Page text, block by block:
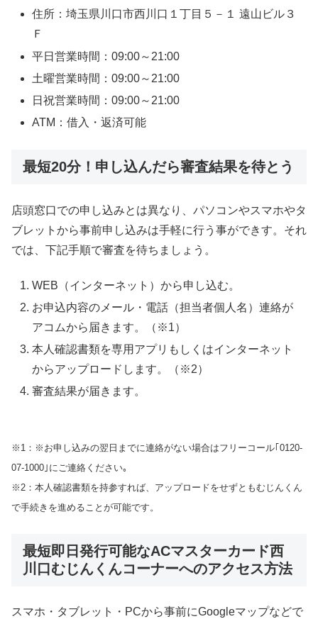
住所：埼玉県川口市西川口１丁目５－１ 遠山ビル３
Ｆ
平日営業時間：09:00～21:00
土曜営業時間：09:00～21:00
日祝営業時間：09:00～21:00
ATM：借入・返済可能
最短20分！申し込んだら審査結果を待とう
店頭窓口での申し込みとは異なり、パソコンやスマホやタ
ブレットから事前申し込みは手軽に行う事ができす。それ
では、下記手順で審査を待ちましょう。
WEB（インターネット）から申し込む。
お申込内容のメール・電話（担当者個人名）連絡が
アコムから届きます。（※1）
本人確認書類を専用アプリもしくはインターネット
からアップロードします。（※2）
審査結果が届きます。
※1：※お申し込みの翌日までに連絡がない場合はフリーコール｢0120-
07-1000｣にご連絡ください｡
※2：本人確認書類を持参すれば、アップロードをせずともむじんくん
で手続きを進めることが可能です。
最短即日発行可能なACマスターカード西
川口むじんくんコーナーへのアクセス方法
スマホ・タブレット・PCから事前にGoogleマップなどで